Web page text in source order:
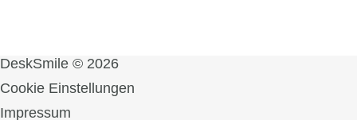
DeskSmile © 2026
Cookie Einstellungen
Impressum